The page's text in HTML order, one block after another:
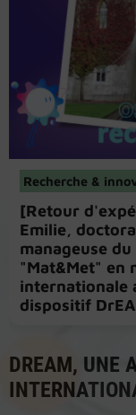
Recherche &
[Retour
Emilie,
manageuse du
"Mat&Met" en
internationale
dispositif
DREAM, UNE